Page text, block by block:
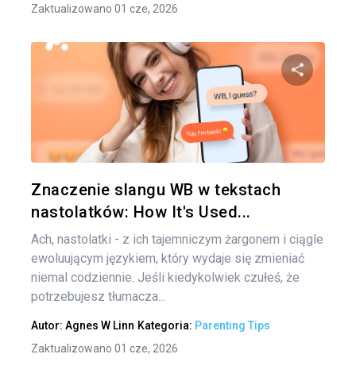
Zaktualizowano 01 cze, 2026
Znaczenie slangu WB w tekstach
nastolatków: How It's Used...
Ach, nastolatki - z ich tajemniczym żargonem i ciągle
ewoluującym językiem, który wydaje się zmieniać
niemal codziennie. Jeśli kiedykolwiek czułeś, że
potrzebujesz tłumacza...
Autor: Agnes W Linn Kategoria: Parenting Tips
Zaktualizowano 01 cze, 2026